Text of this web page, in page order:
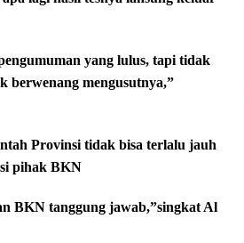
yang lulus, tapi tidak
berwenang mengusutnya,”
Provinsi tidak bisa terlalu jauh
pihak BKN
BKN tanggung jawab,”singkat Al